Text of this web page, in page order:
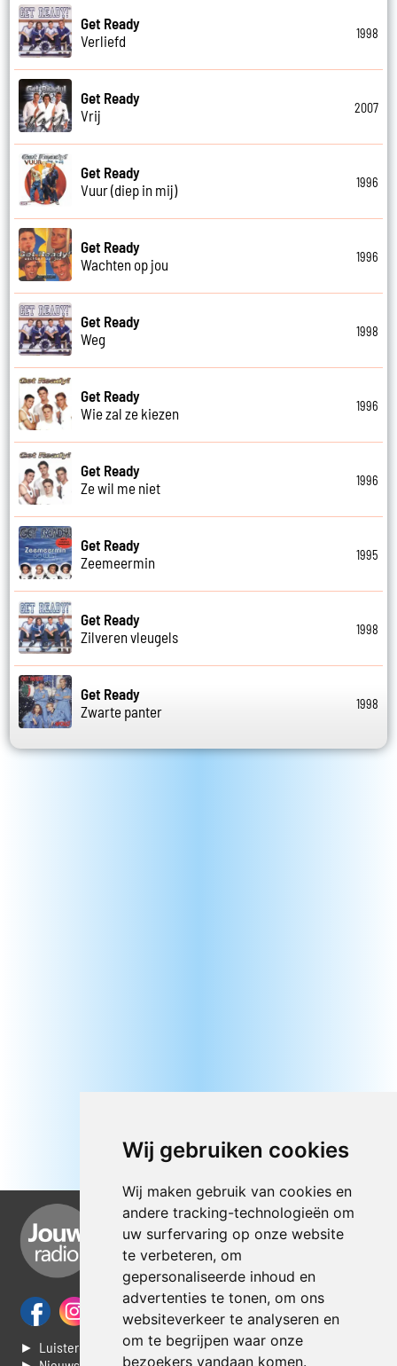
Wij gebruiken cookies
Wij maken gebruik van cookies en
andere tracking-technologieën om
uw surfervaring op onze website
te verbeteren, om
gepersonaliseerde inhoud en
advertenties te tonen, om ons
websiteverkeer te analyseren en
om te begrijpen waar onze
bezoekers vandaan komen.
Get Ready
Verliefd
1998
Get Ready
Vrij
2007
Get Ready
Vuur (diep in mij)
1996
Get Ready
Wachten op jou
1996
Get Ready
Weg
1998
Get Ready
Wie zal ze kiezen
1996
Get Ready
Ze wil me niet
1996
Get Ready
Zeemeermin
1995
Get Ready
Zilveren vleugels
1998
Get Ready
Zwarte panter
1998
► Luisteren naar Jouwradio